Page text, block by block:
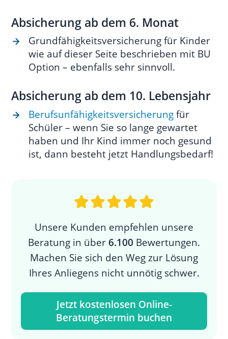
Absicherung ab dem 6. Monat
Grundfähigkeitsversicherung für Kinder
wie auf dieser Seite beschrieben mit BU
Option – ebenfalls sehr sinnvoll.
Absicherung ab dem 10. Lebensjahr
Berufsunfähigkeitsversicherungfür
Schüler – wenn Sie so lange gewartet
haben und Ihr Kind immer noch gesund
ist, dann besteht jetzt Handlungsbedarf!
Unsere Kunden empfehlen unsere
Beratung in über 6.100 Bewertungen.
Machen Sie sich den Weg zur Lösung
Ihres Anliegens nicht unnötig schwer.
Jetzt kostenlosen Online-
Beratungstermin buchen